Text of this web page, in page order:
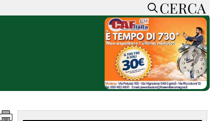
CERCA
ACCEDI o REGISTRATI
CONTATTI
SOSTIENI LA PRESSA
CONOSCI LA PRESSA
CERCA